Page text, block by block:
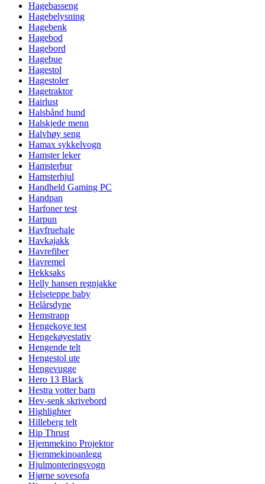
Hagebasseng
Hagebelysning
Hagebenk
Hagebod
Hagebord
Hagebue
Hagestol
Hagestoler
Hagetraktor
Hairlust
Halsbånd hund
Halskjede menn
Halvhøy seng
Hamax sykkelvogn
Hamster leker
Hamsterbur
Hamsterhjul
Handheld Gaming PC
Handpan
Harfoner test
Harpun
Havfruehale
Havkajakk
Havrefiber
Havremel
Hekksaks
Helly hansen regnjakke
Helseteppe baby
Helårsdyne
Hemstrapp
Hengekoye test
Hengekøyestativ
Hengende telt
Hengestol ute
Hengevugge
Hero 13 Black
Hestra votter barn
Hev-senk skrivebord
Highlighter
Hilleberg telt
Hip Thrust
Hjemmekino Projektor
Hjemmekinoanlegg
Hjulmonteringsvogn
Hjørne sovesofa